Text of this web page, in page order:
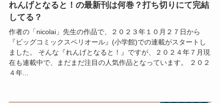
れんげとなると！の最新刊は何巻？打ち切りにて完結
してる？
作者の「nicolai」先生の作品で、２０２３年１０月２７日から
『ビッグコミックスペリオール』(小学館)での連載がスタートし
ました。 そんな『れんげとなると！』ですが、２０２４年７月現
在も連載中で、まだまだ注目の人気作品となっています。 ２０２
４年...